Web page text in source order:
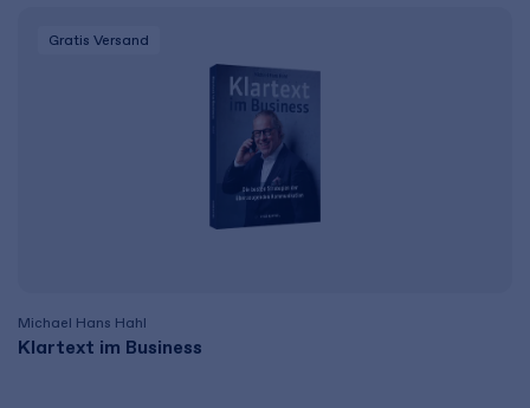
Gratis Versand
Michael Hans Hahl
Klartext im Business